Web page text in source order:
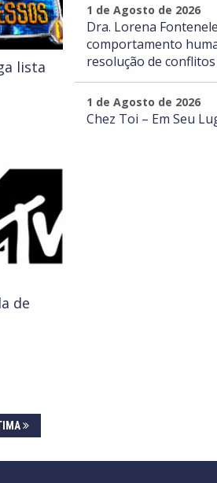
lista
de
1 de Agosto de 2026
Dra. Lorena
comportamento
resolução de conflitos
1 de Agosto de 2026
Chez Toi – Em Seu